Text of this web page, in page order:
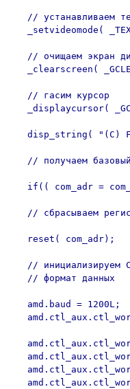
// устанавливаем
_setvideomode(
// очищаем экран
_clearscreen(
   // гасим курсор
_displaycursor(
disp_string( "(C)
// получаем
if(( com_adr =
// сбрасываем
   reset( com_adr);
// инициализируем
   // формат данных
amd.baud = 1200L;